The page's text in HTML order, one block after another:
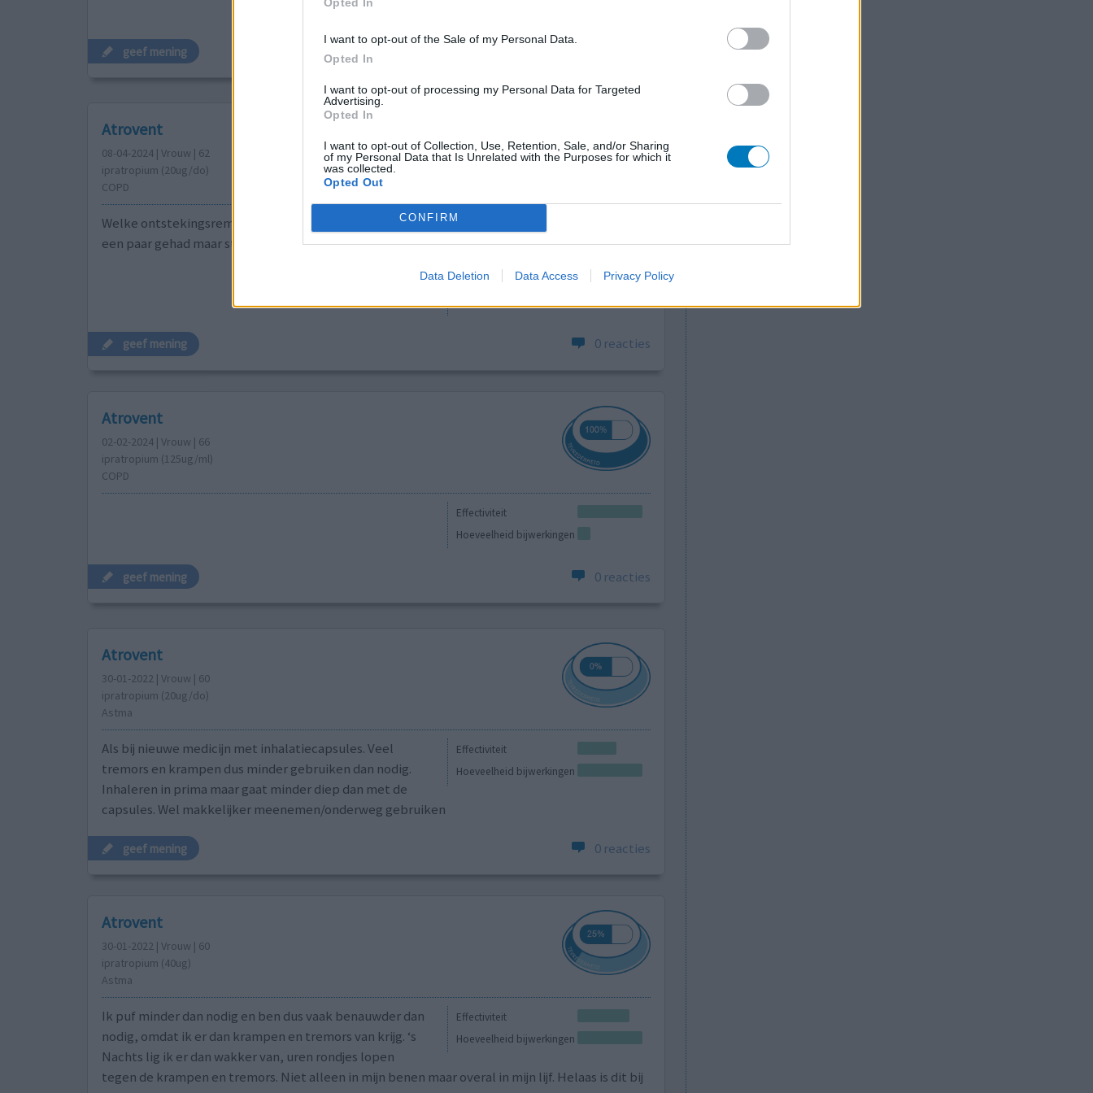
I want to opt-out of the Sale of my Personal Data.
Opted In
I want to opt-out of processing my Personal Data for Targeted
Advertising.
Opted In
I want to opt-out of Collection, Use, Retention, Sale, and/or Sharing
of my Personal Data that Is Unrelated with the Purposes for which it
was collected.
Opted Out
CONFIRM
Data Deletion Data Access Privacy Policy
geef mening
Atrovent
08-04-2024 | Vrouw | 62
ipratropium (20ug/do)
COPD
Effectiviteit
Hoeveelheid bijwerkingen
Bijwerkingen
Welke ontstekingsremmers gebruiken jullie ik heb er al
een paar gehad maar steeds dood ziek ervan
geef mening 0 reacties
Atrovent
02-02-2024 | Vrouw | 66
ipratropium (125ug/ml)
COPD
Effectiviteit
Hoeveelheid bijwerkingen
geef mening 0 reacties
Atrovent
30-01-2022 | Vrouw | 60
ipratropium (20ug/do)
Astma
Effectiviteit
Hoeveelheid bijwerkingen
Als bij nieuwe medicijn met inhalatiecapsules. Veel
tremors en krampen dus minder gebruiken dan nodig.
Inhaleren in prima maar gaat minder diep dan met de
capsules. Wel makkelijker meenemen/onderweg gebruiken
geef mening 0 reacties
Atrovent
30-01-2022 | Vrouw | 60
ipratropium (40ug)
Astma
Effectiviteit
Hoeveelheid bijwerkingen
Ik puf minder dan nodig en ben dus vaak benauwder dan
nodig, omdat ik er dan krampen en tremors van krijg. ‘s
Nachts lig ik er dan wakker van, uren rondjes lopen
tegen de krampen en tremors. Niet alleen in mijn benen maar overal in mijn lijf. Helaas is dit bij